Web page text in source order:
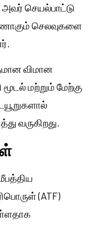
செயல்பாட்டு
செலவுகளை
விமான
மற்றும் மேற்கு
வருகிறது.
(ATF)